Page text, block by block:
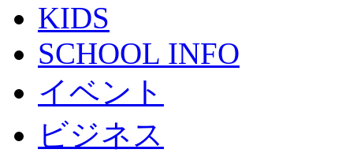
KIDS
SCHOOL INFO
イベント
ビジネス